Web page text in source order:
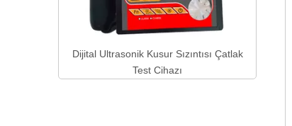
Sızıntısı Çatlak